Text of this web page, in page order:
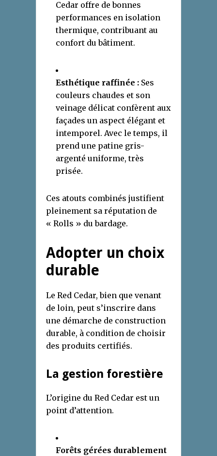
Cedar offre de bonnes
performances en isolation
thermique, contribuant au
confort du bâtiment.
Esthétique raffinée : Ses
couleurs chaudes et son
veinage délicat confèrent aux
façades un aspect élégant et
intemporel. Avec le temps, il
prend une patine gris-
argenté uniforme, très
prisée.
Ces atouts combinés justifient
pleinement sa réputation de
« Rolls » du bardage.
Adopter un choix
durable
Le Red Cedar, bien que venant
de loin, peut s’inscrire dans
une démarche de construction
durable, à condition de choisir
des produits certifiés.
La gestion forestière
L’origine du Red Cedar est un
point d’attention.
Forêts gérées durablement